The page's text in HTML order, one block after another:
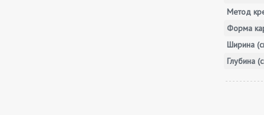
Метод
Форма
Ширина
Глубина